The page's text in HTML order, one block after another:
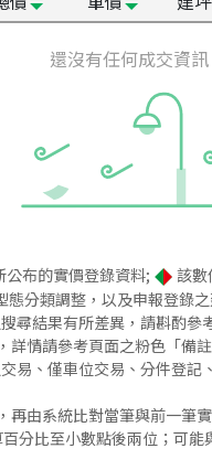
還沒有任何成交資訊
公布的實價登錄資料; 該數
分類調整，以及申報登錄
尋結果有所差異，請斟酌參
情請參考頁面之粉色「備
易、僅車位交易、分件登
由系統比對當筆與前一筆
分比至小數點後兩位；可能